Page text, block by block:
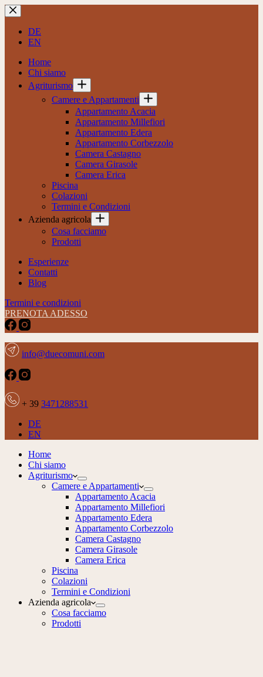
Salta
al
contenuto
DE
EN
Home
Chi siamo
Agriturismo
Camere e Appartamenti
Appartamento Acacia
Appartamento Millefiori
Appartamento Edera
Appartamento Corbezzolo
Camera Castagno
Camera Girasole
Camera Erica
Piscina
Colazioni
Termini e Condizioni
Azienda agricola
Cosa facciamo
Prodotti
Esperienze
Contatti
Blog
Termini e condizioni
PRENOTA ADESSO
info@duecomuni.com
+ 39 3471288531
DE
EN
Home
Chi siamo
Agriturismo
Camere e Appartamenti
Appartamento Acacia
Appartamento Millefiori
Appartamento Edera
Appartamento Corbezzolo
Camera Castagno
Camera Girasole
Camera Erica
Piscina
Colazioni
Termini e Condizioni
Azienda agricola
Cosa facciamo
Prodotti